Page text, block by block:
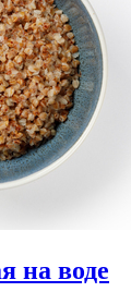
на воде